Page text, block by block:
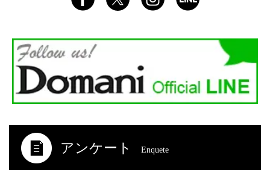
アンケート Enquete